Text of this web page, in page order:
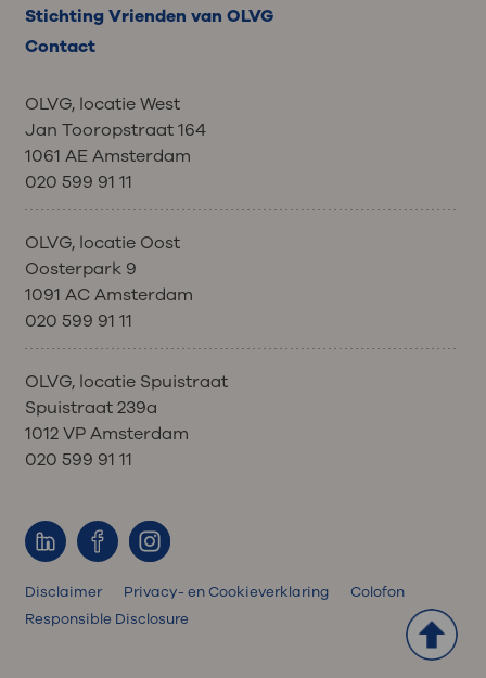
Stichting Vrienden van OLVG
Contact
OLVG, locatie West
Jan Tooropstraat 164
1061 AE Amsterdam
020 599 91 11
OLVG, locatie Oost
Oosterpark 9
1091 AC Amsterdam
020 599 91 11
OLVG, locatie Spuistraat
Spuistraat 239a
1012 VP Amsterdam
020 599 91 11
Disclaimer Privacy- en Cookieverklaring
Colofon
Responsible Disclosure